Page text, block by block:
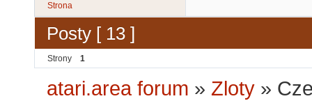
Strona
Posty [ 13 ]
Strony 1
atari.area forum » Zloty »